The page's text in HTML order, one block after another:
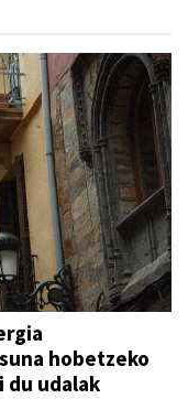
hobetzeko
du udalak